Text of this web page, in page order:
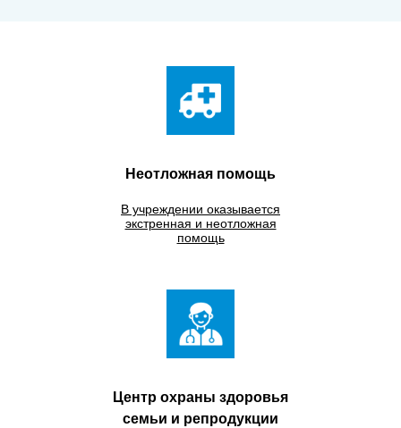
Неотложная помощь
В учреждении оказывается
экстренная и неотложная
помощь
Центр охраны здоровья
семьи и репродукции